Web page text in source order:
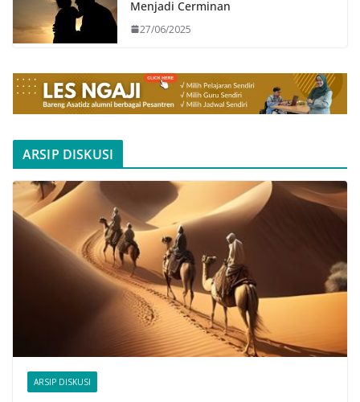
Menjadi Cerminan
27/06/2025
ARSIP DISKUSI
ARSIP DISKUSI